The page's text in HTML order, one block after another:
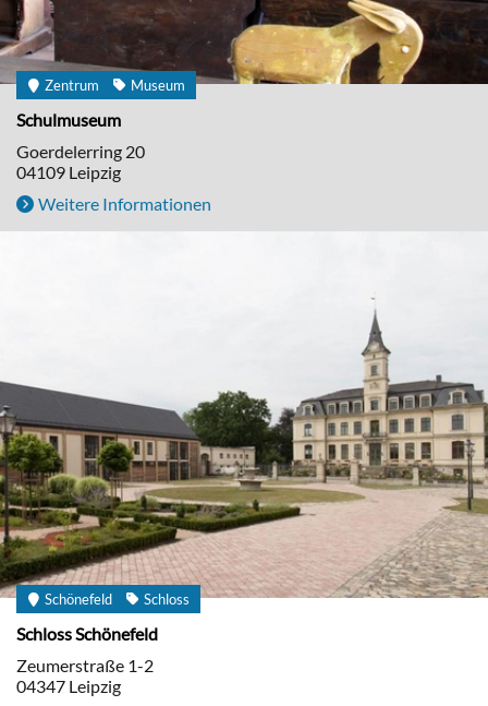
Zentrum Museum
Schulmuseum
Goerdelerring 20
04109 Leipzig
Weitere Informationen
Schönefeld Schloss
Schloss Schönefeld
Zeumerstraße 1-2
04347 Leipzig